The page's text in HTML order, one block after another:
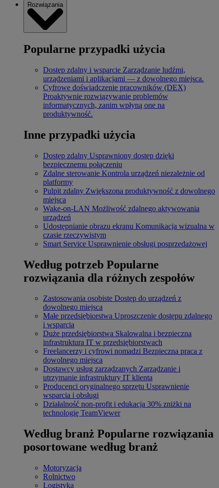
Rozwiązania
Popularne przypadki użycia
Dostęp zdalny i wsparcie Zarządzanie ludźmi,
urządzeniami i aplikacjami — z dowolnego miejsca.
Cyfrowe doświadczenie pracowników (DEX)
Proaktywnie rozwiązywanie problemów
informatycznych, zanim wpłyną one na
produktywność.
Inne przypadki użycia
Dostęp zdalny Usprawniony dostęp dzięki
bezpiecznemu połączeniu
Zdalne sterowanie Kontrola urządzeń niezależnie od
platformy
Pulpit zdalny Zwiększona produktywność z dowolnego
miejsca
Wake-on-LAN Możliwość zdalnego aktywowania
urządzeń
Udostępnianie obrazu ekranu Komunikacja wizualna w
czasie rzeczywistym
Smart Service Usprawnienie obsługi posprzedażowej
Według potrzeb Popularne
rozwiązania dla różnych zespołów
Zastosowania osobiste Dostęp do urządzeń z
dowolnego miejsca
Małe przedsiębiorstwa Uproszczenie dostępu zdalnego
i wsparcia
Duże przedsiębiorstwa Skalowalna i bezpieczna
infrastruktura IT w przedsiębiorstwach
Freelancerzy i cyfrowi nomadzi Bezpieczna praca z
dowolnego miejsca
Dostawcy usług zarządzanych Zarządzanie i
utrzymanie infrastruktury IT klienta
Producenci oryginalnego sprzętu Usprawnienie
wsparcia i obsługi
Działalność non-profit i edukacja 30% zniżki na
technologię TeamViewer
Według branż Popularne rozwiązania
posortowane według branż
Motoryzacja
Rolnictwo
Logistyka